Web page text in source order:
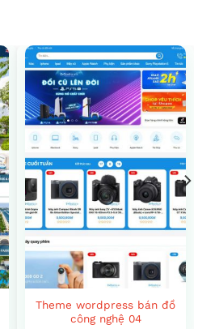
Theme wordpress bán đồ
công nghệ 04